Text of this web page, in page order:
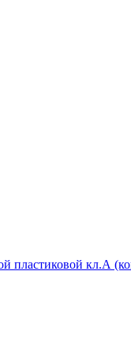
пластиковой кл.А